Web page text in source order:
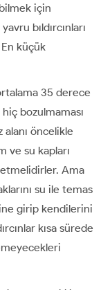
için
bıldırcınları
küçük
35 derece
hiç bozulmaması
alanı öncelikle
ve su kapları
Ama
su ile temas
girip kendilerini
kısa sürede